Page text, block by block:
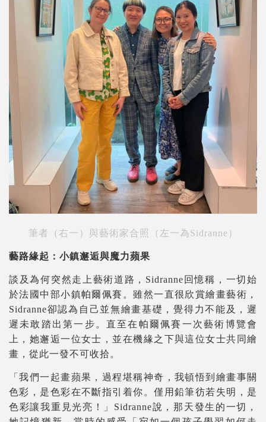
筆者（右一）與藝術家合照（左一為Sidranne）
藝路緣起：小鎮邂逅與魔力蘋果
談及為何突然走上藝術道路，Sidranne回憶稱，一切始
於法國中部小鎮帕爾佩賽。雖然一直很欣賞繪畫藝術，
Sidranne卻認為自己並無繪畫基礎，覺得力不能及，遲
遲未敢踏出第一步。直至在帕爾佩賽一次藝術博覽會
上，她邂逅一位女士，並在機緣之下與這位女士共同繪
畫，從此一發不可收拾。
「我們一起畫蘋果，過程堪稱神奇，我頓悟到繪畫事關
色彩，是色彩在不斷指引着你。僅用鉛筆彷若失明，是
色彩讓我重見光亮！」Sidranne說，那天發生的一切，